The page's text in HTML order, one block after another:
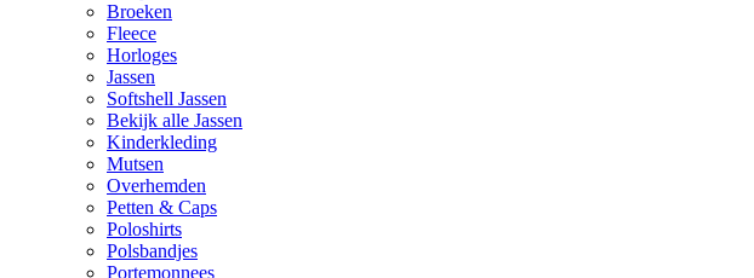
Broeken
Fleece
Horloges
Jassen
Softshell Jassen
Bekijk alle Jassen
Kinderkleding
Mutsen
Overhemden
Petten & Caps
Poloshirts
Polsbandjes
Portemonnees